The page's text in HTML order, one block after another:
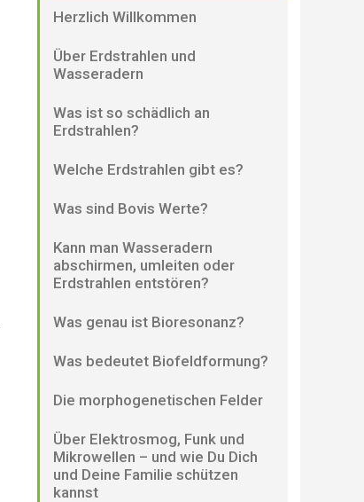
Herzlich Willkommen
Über Erdstrahlen und
Wasseradern
Was ist so schädlich an
Erdstrahlen?
Welche Erdstrahlen gibt es?
Was sind Bovis Werte?
Kann man Wasseradern
abschirmen, umleiten oder
Erdstrahlen entstören?
Was genau ist Bioresonanz?
Was bedeutet Biofeldformung?
Die morphogenetischen Felder
Über Elektrosmog, Funk und
Mikrowellen – und wie Du Dich
und Deine Familie schützen
kannst